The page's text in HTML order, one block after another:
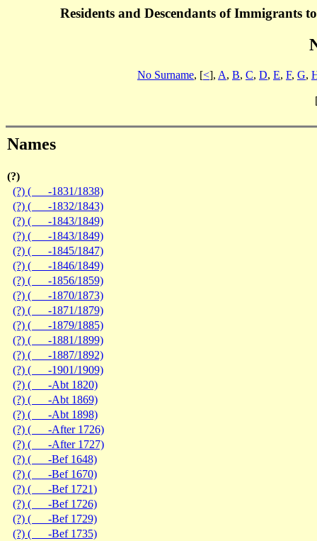
Residents and Descendants of Immigrants
No Surname, [<], A, B, C, D, E, F, G,
Names
(?)
(?) ( -1831/1838)
(?) ( -1832/1843)
(?) ( -1843/1849)
(?) ( -1843/1849)
(?) ( -1845/1847)
(?) ( -1846/1849)
(?) ( -1856/1859)
(?) ( -1870/1873)
(?) ( -1871/1879)
(?) ( -1879/1885)
(?) ( -1881/1899)
(?) ( -1887/1892)
(?) ( -1901/1909)
(?) ( -Abt 1820)
(?) ( -Abt 1869)
(?) ( -Abt 1898)
(?) ( -After 1726)
(?) ( -After 1727)
(?) ( -Bef 1648)
(?) ( -Bef 1670)
(?) ( -Bef 1721)
(?) ( -Bef 1726)
(?) ( -Bef 1729)
(?) ( -Bef 1735)